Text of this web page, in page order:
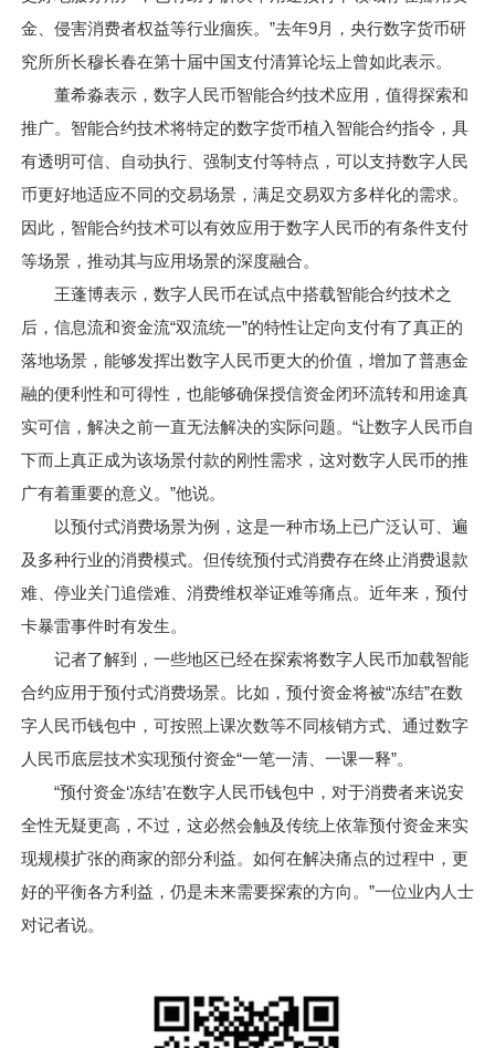
金、侵害消费者权益等行业痼疾。”去年9月，央行数字货币研
究所所长穆长春在第十届中国支付清算论坛上曾如此表示。
董希淼表示，数字人民币智能合约技术应用，值得探索和
推广。智能合约技术将特定的数字货币植入智能合约指令，具
有透明可信、自动执行、强制支付等特点，可以支持数字人民
币更好地适应不同的交易场景，满足交易双方多样化的需求。
因此，智能合约技术可以有效应用于数字人民币的有条件支付
等场景，推动其与应用场景的深度融合。
王蓬博表示，数字人民币在试点中搭载智能合约技术之
后，信息流和资金流“双流统一”的特性让定向支付有了真正的
落地场景，能够发挥出数字人民币更大的价值，增加了普惠金
融的便利性和可得性，也能够确保授信资金闭环流转和用途真
实可信，解决之前一直无法解决的实际问题。“让数字人民币自
下而上真正成为该场景付款的刚性需求，这对数字人民币的推
广有着重要的意义。”他说。
以预付式消费场景为例，这是一种市场上已广泛认可、遍
及多种行业的消费模式。但传统预付式消费存在终止消费退款
难、停业关门追偿难、消费维权举证难等痛点。近年来，预付
卡暴雷事件时有发生。
记者了解到，一些地区已经在探索将数字人民币加载智能
合约应用于预付式消费场景。比如，预付资金将被“冻结”在数
字人民币钱包中，可按照上课次数等不同核销方式、通过数字
人民币底层技术实现预付资金“一笔一清、一课一释”。
“预付资金‘冻结’在数字人民币钱包中，对于消费者来说安
全性无疑更高，不过，这必然会触及传统上依靠预付资金来实
现规模扩张的商家的部分利益。如何在解决痛点的过程中，更
好的平衡各方利益，仍是未来需要探索的方向。”一位业内人士
对记者说。